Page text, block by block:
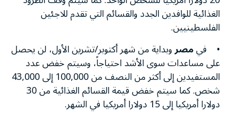
الغذائية للوافدين الجدد والقسائم التي تقدم للاجئين
الفلسطينيين.
• فيمصروبداية من شهر أكتوبر/تشرين الأول، لن يحصل
على مساعدات سوى الأشد احتياجاً، وسيتم خفض عدد
المستفيدين إلى أكثر من النصف من 100,000 إلى 43,000
شخص. كما سيتم خفض قيمة القسائم الغذائية من 30
دولارا أمريكيا إلى 15 دولارا أمريكيا في الشهر.